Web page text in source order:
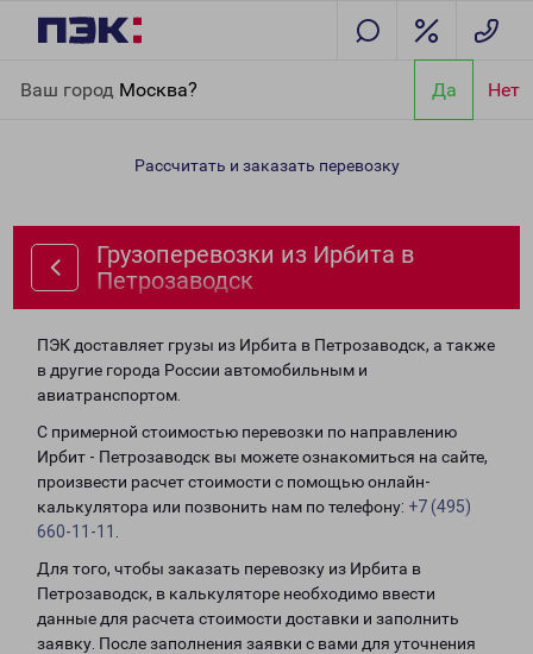
Ваш город Москва? Да Нет
Петрозаводск
Рассчитать и заказать перевозку
Грузоперевозки из Ирбита в
Петрозаводск
ПЭК доставляет грузы из Ирбита в Петрозаводск, а также
в другие города России автомобильным и
авиатранспортом.
С примерной стоимостью перевозки по направлению
Ирбит - Петрозаводск вы можете ознакомиться на сайте,
произвести расчет стоимости с помощью онлайн-
калькулятора или позвонить нам по телефону: +7 (495)
660-11-11
Для того, чтобы заказать перевозку из Ирбита в
Петрозаводск, в калькуляторе необходимо ввести
данные для расчета стоимости доставки и заполнить
заявку. После заполнения заявки с вами для уточнения